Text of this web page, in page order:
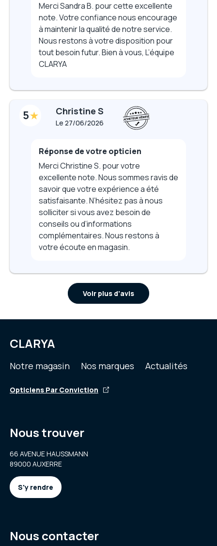
Merci Sandra B. pour cette excellente
note. Votre confiance nous encourage
à maintenir la qualité de notre service.
Nous restons à votre disposition pour
tout besoin futur. Bien à vous, L’équipe
CLARYA
5 Christine S
Le 27/06/2026
Réponse de votre opticien
Merci Christine S. pour votre
excellente note. Nous sommes ravis de
savoir que votre expérience a été
satisfaisante. N’hésitez pas à nous
solliciter si vous avez besoin de
conseils ou d’informations
complémentaires. Nous restons à
votre écoute en magasin.
Voir plus d'avis
CLARYA
Notre magasin Nos marques Actualités
Opticiens Par Conviction
Nous trouver
66 AVENUE HAUSSMANN
89000 AUXERRE
S'y rendre
Nous contacter